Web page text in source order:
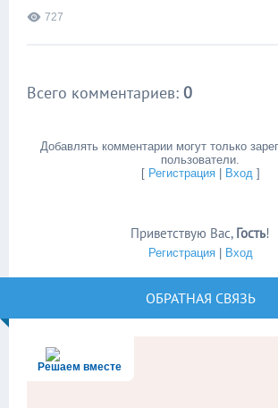
727
Всего комментариев: 0
Добавлять комментарии могут только
пользователи.
[ Регистрация| Вход]
Приветствую Вас, Гость!
Регистрация| Вход
ОБРАТНАЯ СВЯЗЬ
Решаем вместе